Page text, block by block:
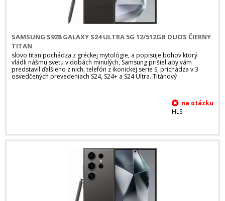
SAMSUNG S928 GALAXY S24 ULTRA 5G 12/512GB DUOS ČIERNY
TITAN
slovo titan pochádza z gréckej mytológie, a popisuje bohov ktorý
vládli nášmu svetu v dobách minulých, Samsung prišiel aby vám
predstavil ďalšieho z nich, telefón z ikonickej serie S, prichádza v 3
osvedčených prevedeniach S24, S24+ a S24 Ultra. Titánový
HLS